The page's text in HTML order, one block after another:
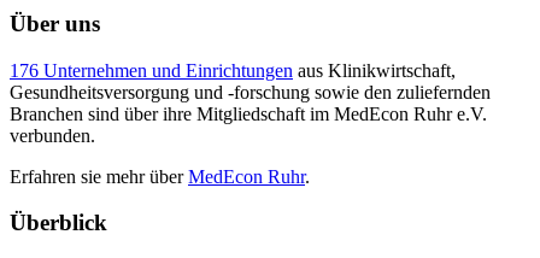
Über uns
176 Unternehmen und Einrichtungen aus Klinikwirtschaft,
Gesundheitsversorgung und -forschung sowie den zuliefernden
Branchen sind über ihre Mitgliedschaft im MedEcon Ruhr e.V.
verbunden.
Erfahren sie mehr überMedEcon Ruhr.
Überblick